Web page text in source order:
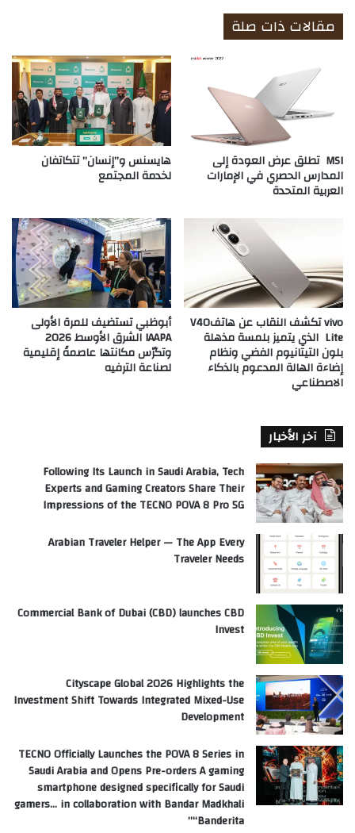
مقالات ذات صلة
MSI تطلق عرض العودة إلى
المدارس الحصري في الإمارات
العربية المتحدة
هايسنس و”إنسان” تتكاتفان
لخدمة المجتمع
vivo تكشف النقاب عن هاتفV40
Lite الذي يتميز بلمسة مذهلة
بلون التيتانيوم الفضي ونظام
إضاءة الهالة المدعوم بالذكاء
الاصطناعي
أبوظبي تستضيف للمرة الأولى
IAAPA الشرق الأوسط 2026
وتكرّس مكانتها عاصمةً إقليمية
لصناعة الترفيه
آخر الأخبار
Following Its Launch in Saudi Arabia, Tech
Experts and Gaming Creators Share Their
Impressions of the TECNO POVA 8 Pro 5G
Arabian Traveler Helper — The App Every
Traveler Needs
Commercial Bank of Dubai (CBD) launches CBD
Invest
Cityscape Global 2026 Highlights the
Investment Shift Towards Integrated Mixed-Use
Development
TECNO Officially Launches the POVA 8 Series in
Saudi Arabia and Opens Pre-orders A gaming
smartphone designed specifically for Saudi
gamers… in collaboration with Bandar Madkhali
“Banderita”